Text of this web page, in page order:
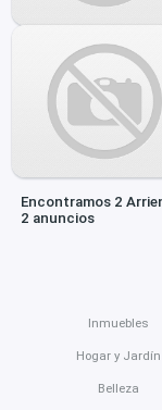
Encontramos 2
2 anuncios
Inmuebles
Hogar y Jardín
Belleza